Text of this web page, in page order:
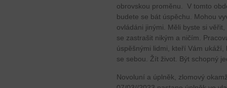
obrovskou proměnu. V tomto
budete se bát úspěchu. Mohou
ovládáni jinými. Měli byste si
se zastrašit nikým a ničím.
úspěšnými lidmi, kteří Vám
se sebou. Žít život. Být schopný
Novoluní a úplněk, zlomový